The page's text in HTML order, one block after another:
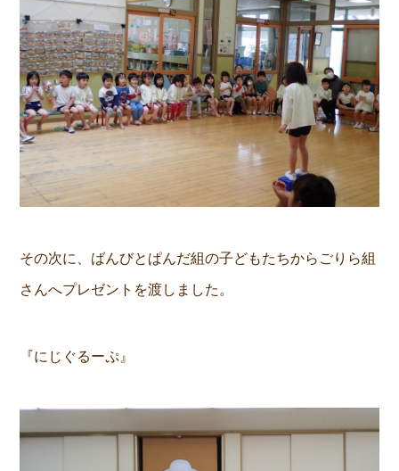
その次に、ばんびとぱんだ組の子どもたちからごりら組
さんへプレゼントを渡しました。
『にじぐるーぷ』